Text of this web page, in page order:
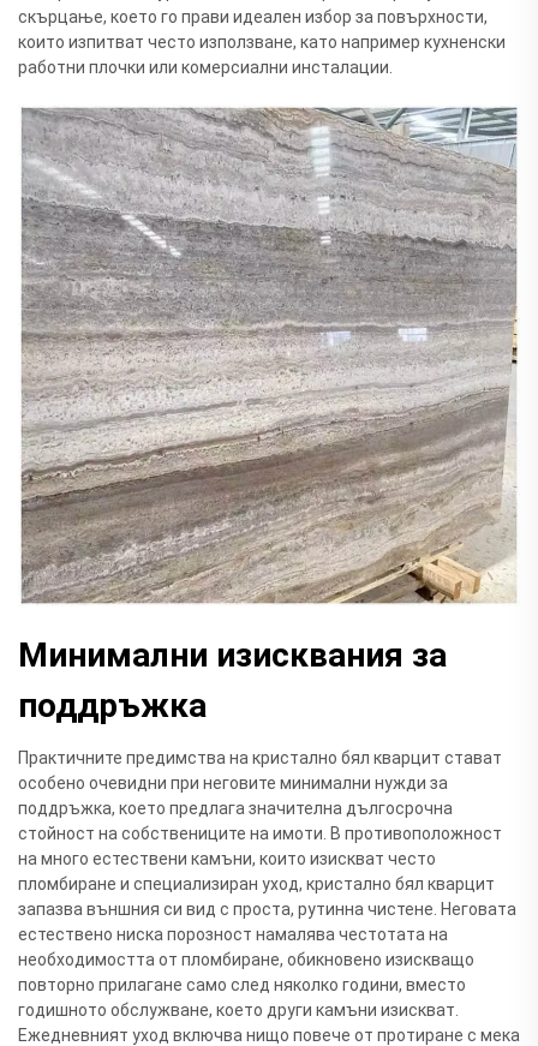
скърцање, което го прави идеален избор за повърхности,
които изпитват често използване, като например кухненски
работни плочки или комерсиални инсталации.
Минимални изисквания за
поддръжка
Практичните предимства на кристално бял кварцит стават
особено очевидни при неговите минимални нужди за
поддръжка, което предлага значителна дългосрочна
стойност на собствениците на имоти. В противоположност
на много естествени камъни, които изискват често
пломбиране и специализиран уход, кристално бял кварцит
запазва външния си вид с проста, рутинна чистене. Неговата
естествено ниска порозност намалява честотата на
необходимостта от пломбиране, обикновено изискващо
повторно прилагане само след няколко години, вместо
годишното обслужване, което други камъни изискват.
Ежедневният уход включва нищо повече от протиране с мека